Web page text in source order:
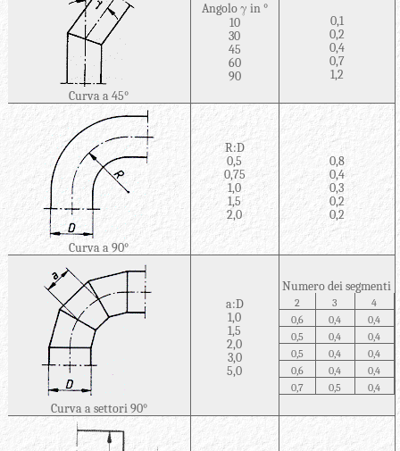
Curva a 45°
Angolo γ in °
10
30
45
60
90
0,1
0,2
0,4
0,7
1,2
Curva a 90°
R:D
0,5
0,75
1,0
1,5
2,0
0,8
0,4
0,3
0,2
0,2
Curva a settori 90°
a:D
1,0
1,5
2,0
3,0
5,0
Numero dei segmenti
2 3
4
0,6
0,4
0,4
0,5
0,4
0,4
0,5
0,4
0,4
0,6
0,4
0,4
0,7
0,5 0,4